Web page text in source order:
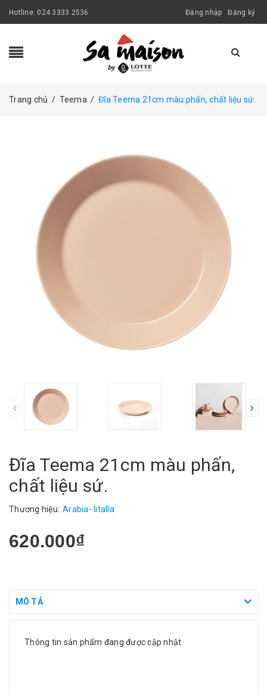
Hotline: 024 3333 2536 Đăng nhập Đăng ký
Trang chủ / Teema / Đĩa Teema 21cm màu phấn, chất liệu sứ.
Đĩa Teema 21cm màu phấn,
chất liệu sứ.
Thương hiệu: Arabia- Iitalla
620.000₫
MÔ TẢ
Thông tin sản phẩm đang được cập nhật